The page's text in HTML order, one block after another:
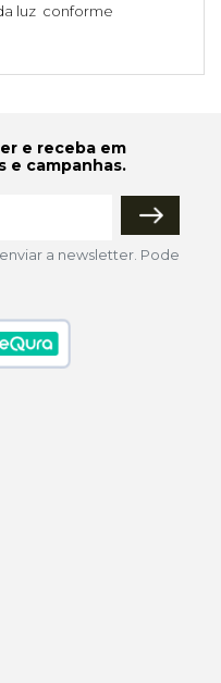
luz conforme
e receba em
e campanhas.
a newsletter. Pode